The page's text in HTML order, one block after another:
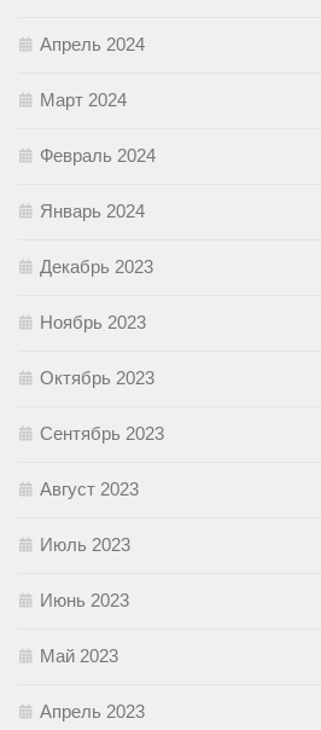
Апрель 2024
Март 2024
Февраль 2024
Январь 2024
Декабрь 2023
Ноябрь 2023
Октябрь 2023
Сентябрь 2023
Август 2023
Июль 2023
Июнь 2023
Май 2023
Апрель 2023